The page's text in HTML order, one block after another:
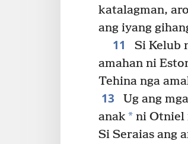
katalagman,
ang iyang
11
Si Kelub
amahan ni
Tehina nga
13 Ug ang
anak * ni Otniel
Si Seraias ang